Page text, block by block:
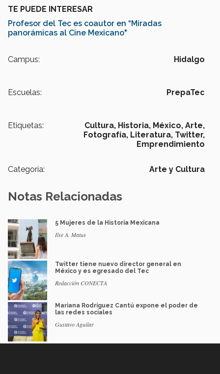
TE PUEDE INTERESAR
Profesor del Tec es coautor en “Miradas
panorámicas al Cine Mexicano"
Campus: Hidalgo
Escuelas: PrepaTec
Etiquetas:
Cultura, Historia, México, Arte,
Fotografía, Literatura, Twitter,
Emprendimiento
Categoría: Arte y Cultura
Notas Relacionadas
5 Mujeres de la Historia Mexicana
Ilse A. Matus
Twitter tiene nuevo director general en
México y es egresado del Tec
Redacción CONECTA
Mariana Rodríguez Cantú expone el poder de
las redes sociales
Gustavo Aguilar